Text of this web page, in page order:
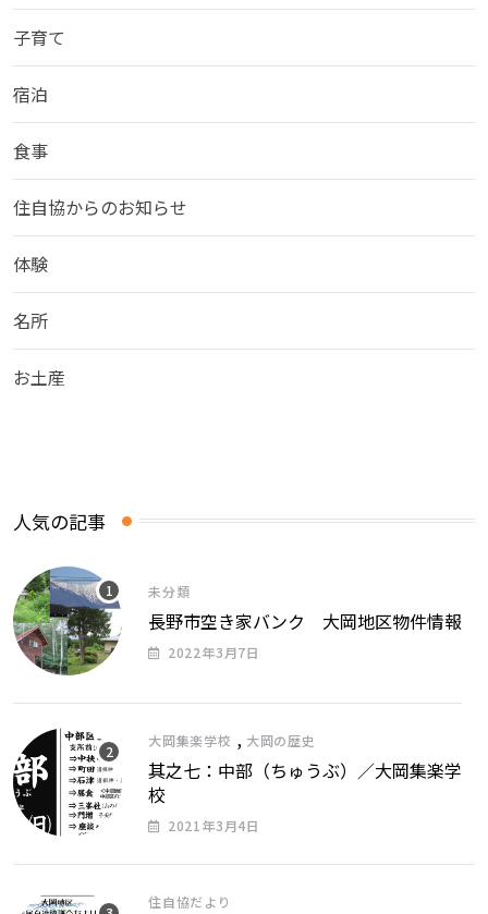
子育て
宿泊
食事
住自協からのお知らせ
体験
名所
お土産
人気の記事
未分類
長野市空き家バンク 大岡地区物件情報
2022年3月7日
大岡集楽学校 , 大岡の歴史
其之七：中部（ちゅうぶ）／大岡集楽学
校
2021年3月4日
住自協だより